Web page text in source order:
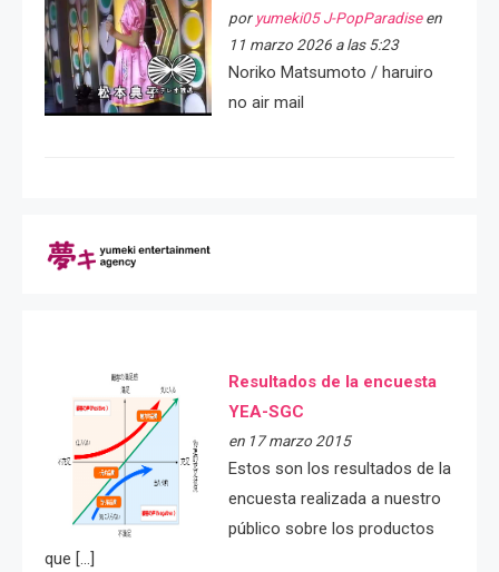
por yumeki05 J-PopParadiseen
11 marzo 2026 a las 5:23
Noriko Matsumoto / haruiro
no air mail
Resultados de la encuesta
YEA-SGC
en 17 marzo 2015
Estos son los resultados de la
encuesta realizada a nuestro
público sobre los productos
que […]